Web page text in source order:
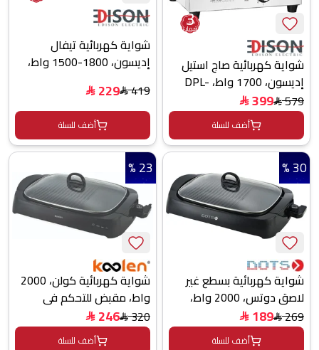
3
سنوات
ضمان
شواية كهربائية صاج استيل
إديسون، 1700 واط، DPL-
400A - فضي
579
$
399
$
أضف للسلة
شواية كهربائية تيفال
إديسون، 1800-1500 واط،
419
$
229
$
أضف للسلة
شواية كهربائية بسطع غير
لاصق دوتس، 2000 واط،
SMD-112 - اسود
269
$
189
$
أضف للسلة
30 %
شواية كهربائية كولن، 2000
واط، مقبض للتحكم في
الحرارة، 816103001 - اسود
320
$
246
$
أضف للسلة
23 %